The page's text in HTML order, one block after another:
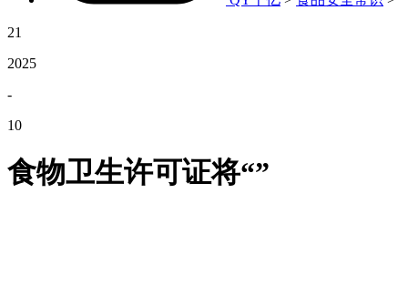
21
2025
-
10
食物卫生许可证将“”